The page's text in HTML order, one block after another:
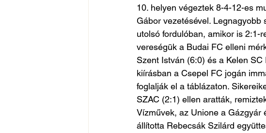
10. helyen végeztek 8-4-12-es
Gábor vezetésével.
utolsó fordulóban, amikor is 2:1-
vereségük a Budai FC elleni
Szent István (6:0) és a Kelen
kiírásban a Csepel FC jogán
foglalják el a táblázaton.
SZAC (2:1) ellen aratták,
Vízművek, az Unione a Gázgyár
állította Rebecsák Szilárd